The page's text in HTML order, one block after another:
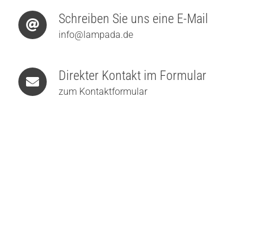
Schreiben Sie uns eine E-Mail
info@lampada.de
Direkter Kontakt im Formular
zum Kontaktformular